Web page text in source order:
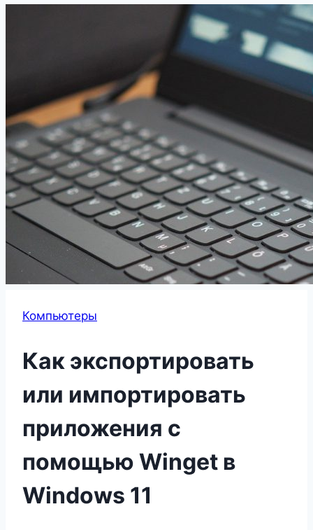
Компьютеры
Как экспортировать
или импортировать
приложения с
помощью Winget в
Windows 11